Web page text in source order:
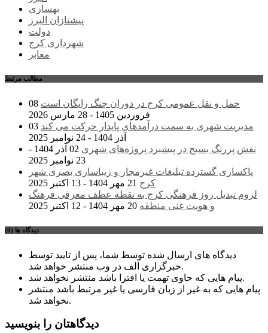
بهسازی
پیشتازان البرز
دولت
شهرداری کرج
معابر
مطالب مرتبط
حمل و نقل عمومی کرج در دوران جنگ رایگان است 08
فروردین 1405 - 28 مارس 2026
مدیریت شهری به سمت درآمدهای پایدار حرکت می کند 03
آذر 1404 - 24 نوامبر 2025
نقش پررنگ بسیج در پیشبرد پروژه‌های شهری
02 آذر 1404 -
23 نوامبر 2025
پاکسازی گسترده تبلیغات غیرمجاز و زیباسازی بصری شهر
کرج 21 مهر 1404 - 13 اکتبر 2025
لزوم تبدیل روز فرهنگی کرج به نقطه عطف معرفی فرهنگ
و هویت غنی منطقه 20 مهر 1404 - 12 اکتبر 2025
دیدگاه ها (0)
دیدگاه های ارسال شده توسط شما، پس از تایید توسط
خبرگزاری الف در وب منتشر خواهد شد.
پیام هایی که حاوی تهمت یا افترا باشد منتشر نخواهد شد.
پیام هایی که به غیر از زبان فارسی یا غیر مرتبط باشد منتشر
نخواهد شد.
دیدگاهتان را بنویسید